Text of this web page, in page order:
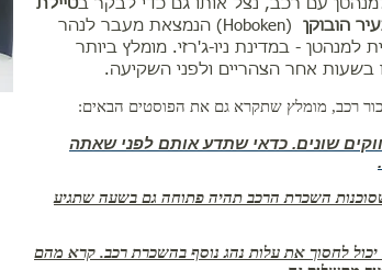
עם רכב, נצל אותו גם כדי לבקר בטיילת
הובוקן
(Hoboken) הנמצאת מעבר לנהר
למנהטן - במדינת ניו-ג'רזי. מומלץ ביותר
בשעות אחר הצהריים ולפני השקיעה.
רכב, מומלץ שתקרא גם את הפוסטים הבאים:
שונים. כדאי שתדע אותם לפני שאתה
השכרת הרכב תהיה פתוחה גם בשעה שתגיע
יכול לחסוך את עלות נהג נוסף בהשכרת רכב. קרא מהם